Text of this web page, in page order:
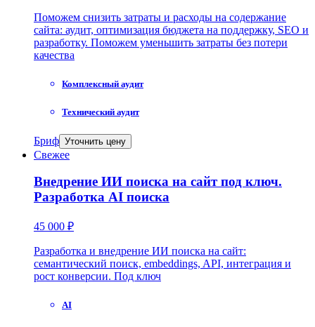
Поможем снизить затраты и расходы на содержание
сайта: аудит, оптимизация бюджета на поддержку, SEO и
разработку. Поможем уменьшить затраты без потери
качества
Комплексный аудит
Технический аудит
Бриф Уточнить цену
Свежее
Внедрение ИИ поиска на сайт под ключ.
Разработка AI поиска
45 000 ₽
Разработка и внедрение ИИ поиска на сайт:
семантический поиск, embeddings, API, интеграция и
рост конверсии. Под ключ
AI